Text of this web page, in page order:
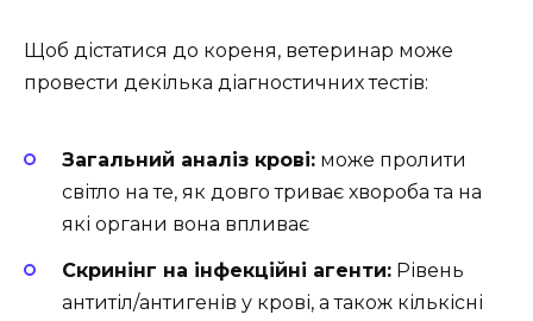
Щоб дістатися до кореня, ветеринар може
провести декілька діагностичних тестів:
Загальний аналіз крові: може пролити
світло на те, як довго триває хвороба та на
які органи вона впливає
Скринінг на інфекційні агенти: Рівень
антитіл/антигенів у крові, а також кількісні